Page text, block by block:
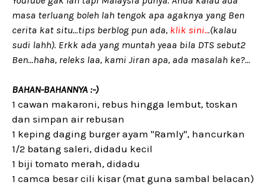
masa terluang boleh lah tengok apa agaknya yang Ben
cerita kat situ...tips berblog pun ada, klik sini...(kalau
sudi lahh). Erkk ada yang muntah yeaa bila DTS sebut2
Ben...haha, releks laa, kami Jiran apa, ada masalah ke?...
BAHAN-BAHANNYA :-)
1 cawan makaroni, rebus hingga lembut, toskan
dan simpan air rebusan
1 keping daging burger ayam "Ramly", hancurkan
1/2 batang saleri, didadu kecil
1 biji tomato merah, didadu
1 camca besar cili kisar (mat guna sambal belacan)